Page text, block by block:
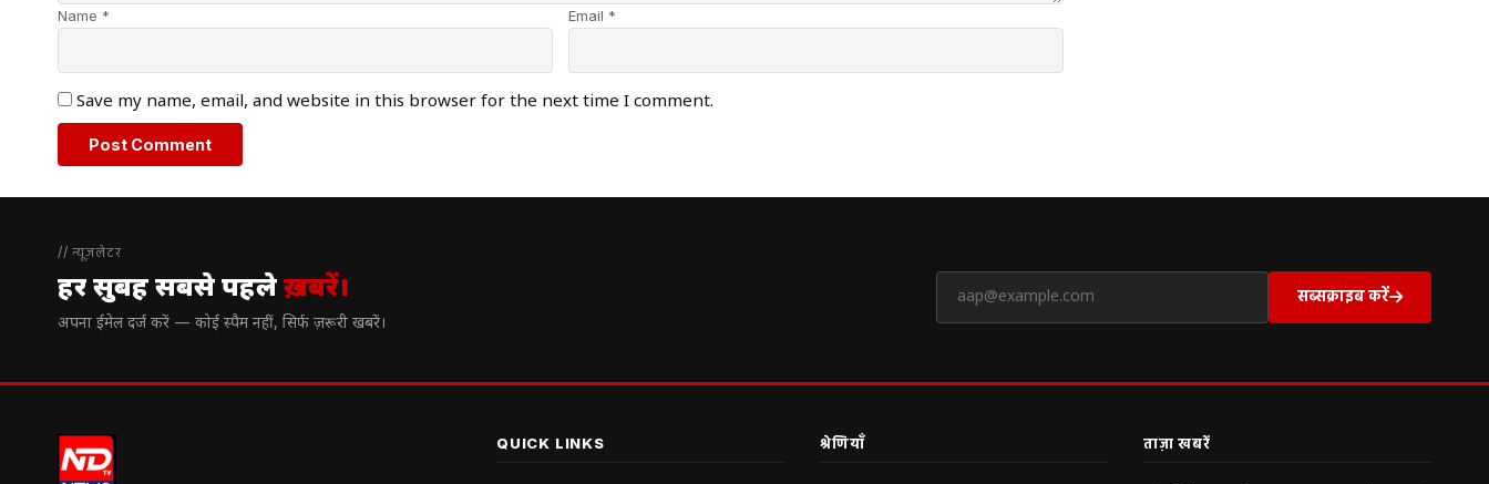
Name * Email *
Save my name, email, and website in this browser for the next time I comment.
// न्यूज़लेटर
हर सुबह सबसे पहलेख़बरें।
अपना ईमेल दर्ज करें — कोई स्पैम नहीं, सिर्फ ज़रूरी खबरें।
सब्सक्राइब करें
QUICK LINKS श्रेणियाँ ताज़ा खबरें